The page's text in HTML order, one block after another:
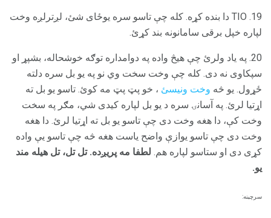
19. TIO دا بنده کړه. کله چې تاسو سره یوځای شئ، لږترلږه وخت
لپاره خپل برقی سامانونه بند کړئ.
20. په یاد ولرئ چې هیڅ واده په دوامداره توګه خوشحاله، بشپړ او
سپکاوی نه دی. کله چې وخت سخت وي نو په یو بل سره دلته
ځړول. یو څه وخت ونیسئ ، خو پټ پټ مه کوئ. تاسو یو بل ته
اړتیا لرئ. په آسانۍ سره د یو بل لپاره کیدی شي، مګر په سخت
وخت کې، دا هغه وخت دی چې تاسو یو بل ته اړتیا لرئ. دا هغه
وخت دی چې تاسو یوازې واضح یاست هغه څه چې تاسو یې واده
کړی دی او ستاسو لپاره هم. لطفا مه پریږده. تل تل، تل هیله مند
یو.
سرچینه: